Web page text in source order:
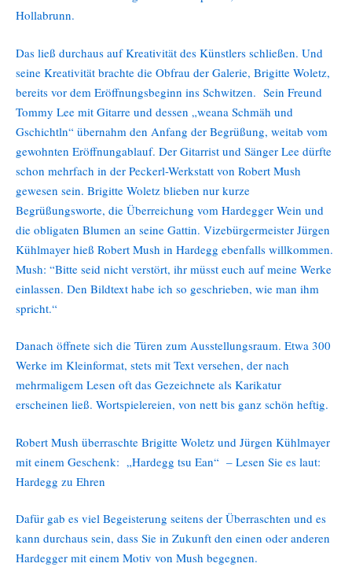
Hollabrunn.
Das ließ durchaus auf Kreativität des Künstlers schließen. Und
seine Kreativität brachte die Obfrau der Galerie, Brigitte Woletz,
bereits vor dem Eröffnungsbeginn ins Schwitzen. Sein Freund
Tommy Lee mit Gitarre und dessen „weana Schmäh und
Gschichtln“ übernahm den Anfang der Begrüßung, weitab vom
gewohnten Eröffnungablauf. Der Gitarrist und Sänger Lee dürfte
schon mehrfach in der Peckerl-Werkstatt von Robert Mush
gewesen sein. Brigitte Woletz blieben nur kurze
Begrüßungsworte, die Überreichung vom Hardegger Wein und
die obligaten Blumen an seine Gattin. Vizebürgermeister Jürgen
Kühlmayer hieß Robert Mush in Hardegg ebenfalls willkommen.
Mush: “Bitte seid nicht verstört, ihr müsst euch auf meine Werke
einlassen. Den Bildtext habe ich so geschrieben, wie man ihm
spricht.“
Danach öffnete sich die Türen zum Ausstellungsraum. Etwa 300
Werke im Kleinformat, stets mit Text versehen, der nach
mehrmaligem Lesen oft das Gezeichnete als Karikatur
erscheinen ließ. Wortspielereien, von nett bis ganz schön heftig.
Robert Mush überraschte Brigitte Woletz und Jürgen Kühlmayer
mit einem Geschenk: „Hardegg tsu Ean“ – Lesen Sie es laut:
Hardegg zu Ehren
Dafür gab es viel Begeisterung seitens der Überraschten und es
kann durchaus sein, dass Sie in Zukunft den einen oder anderen
Hardegger mit einem Motiv von Mush begegnen.